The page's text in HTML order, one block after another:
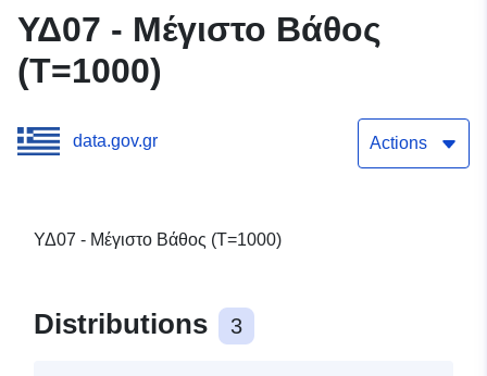
ΥΔ07 - Μέγιστο Βάθος
(T=1000)
data.gov.gr Actions
ΥΔ07 - Μέγιστο Βάθος (T=1000)
Distributions 3